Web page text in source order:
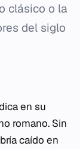
clásico o la
del siglo
en su
romano. Sin
caído en